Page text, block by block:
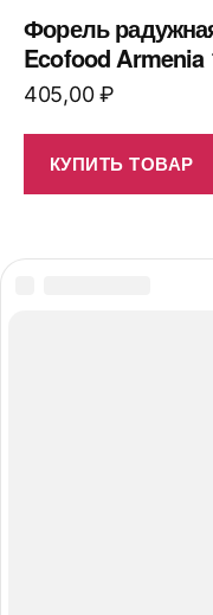
Форель
Ecofood Armenia
405,00₽
КУПИТЬ ТОВАР